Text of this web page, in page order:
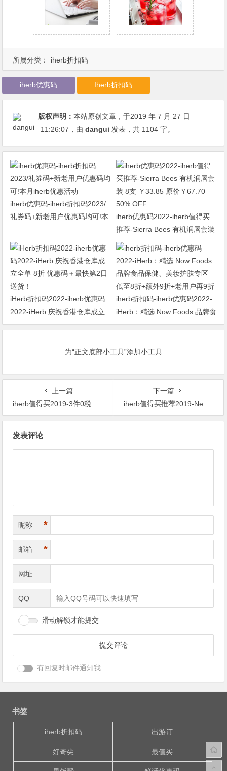
所属分类： iherb折扣码
iherb优惠码 Iherb折扣码
版权声明：本站原创文章，于2019 年 7 月 27 日
11:26:07 ，由dangui 发表，共 1104 字。
iherb优惠码-iherb折扣码2023/
礼券码+新老用户优惠码均可!本
iherb优惠码2022-iherb值得买
推荐-Sierra Bees 有机润唇套装
8支 ￥33.85 原价￥67.70 50%
iHerb折扣码2022-iherb优惠码
2022-iHerb 庆祝香港仓库成立
全单 8折 优惠码＋最快第2日送
iherb折扣码-iherb优惠码2022-
iHerb：精选 Now Foods 品牌食
品保健、美妆护肤专区 低至8折
为“正文底部小工具”添加小工具
上一篇
iherb值得买2019-3件0税免邮！Nature’s Plus生命之源/动物大游行儿童咀嚼钙片 90粒凑单折后$8.23（约57元）
下一篇
iherb值得买推荐2019-NeoCell 超级胶原蛋白（皮肤保养） 250粒折后价￥124.1到手
发表评论
昵称 *
邮箱 *
网址
QQ
滑动解锁才能提交
有回复时邮件通知我
书签
iherb折扣码 出游订
好奇尖 最值买